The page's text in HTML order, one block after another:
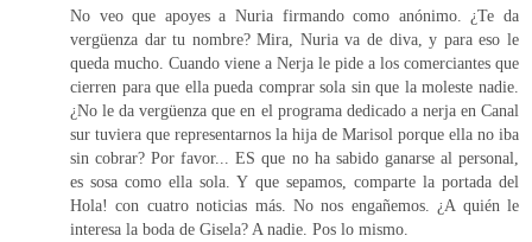
No veo que apoyes a Nuria firmando como anónimo. ¿Te da
vergüenza dar tu nombre? Mira, Nuria va de diva, y para eso le
queda mucho. Cuando viene a Nerja le pide a los comerciantes que
cierren para que ella pueda comprar sola sin que la moleste nadie.
¿No le da vergüenza que en el programa dedicado a nerja en Canal
sur tuviera que representarnos la hija de Marisol porque ella no iba
sin cobrar? Por favor... ES que no ha sabido ganarse al personal,
es sosa como ella sola. Y que sepamos, comparte la portada del
Hola! con cuatro noticias más. No nos engañemos. ¿A quién le
interesa la boda de Gisela? A nadie. Pos lo mismo.